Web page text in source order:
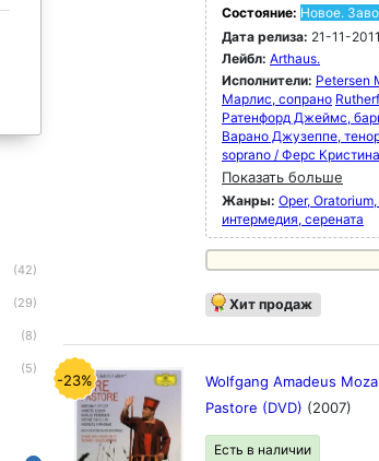
(42)
(29)
(8)
(5)
Состояние: Новое.
Дата релиза: 21-11-2011
Лейбл: Arthaus.
Исполнители: Petersen
Марлис, сопрано
Ратенфорд Джеймс,
Варано Джузеппе,
soprano / Ферс
Показать больше
Жанры: Oper,
интермедия, серената
Хит продаж
-23%
Wolfgang Amadeus
Pastore (DVD) (2007)
Есть в наличии